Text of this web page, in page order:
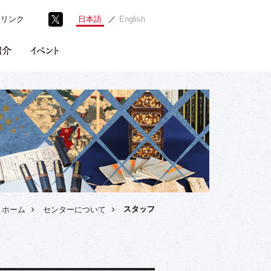
ンク 日本語 English
ホーム センターについて スタッフ